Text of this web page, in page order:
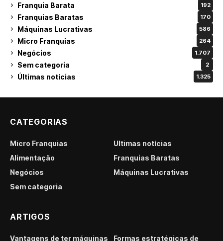
Franquia Barata 192
Franquias Baratas 170
Máquinas Lucrativas 586
Micro Franquias 264
Negócios 1.707
Sem categoria 2
Últimas notícias 1.325
CATEGORIAS
Micro Franquias
Últimas notícias
Alimentação
Franquias Baratas
Negócios
Máquinas Lucrativas
Sem categoria
ARTIGOS
Vantagens de ter máquinas Formas estratégicas de